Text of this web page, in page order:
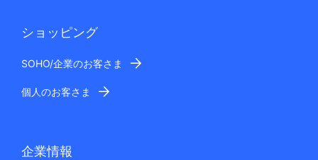
ショッピング
SOHO/企業のお客さま
個人のお客さま
企業情報